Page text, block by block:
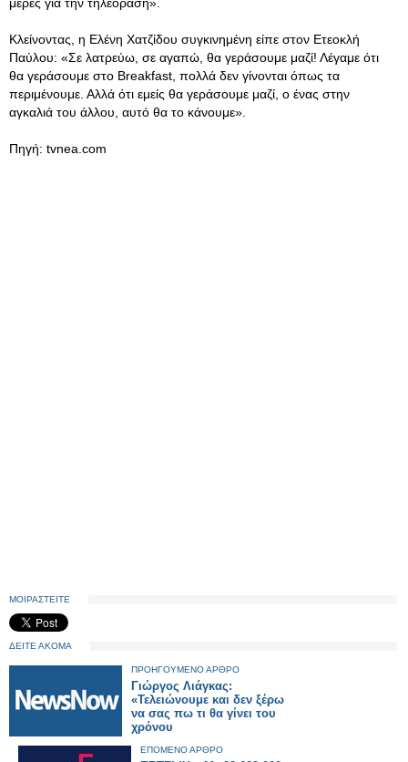
Κλείνοντας, η Ελένη Χατζίδου συγκινημένη είπε στον Ετεοκλή
Παύλου: «Σε λατρεύω, σε αγαπώ, θα γεράσουμε μαζί! Λέγαμε ότι
θα γεράσουμε στο Breakfast, πολλά δεν γίνονται όπως τα
περιμένουμε. Αλλά ότι εμείς θα γεράσουμε μαζί, ο ένας στην
αγκαλιά του άλλου, αυτό θα το κάνουμε».
Πηγή: tvnea.com
ΜΟΙΡΑΣΤΕΙΤΕ
ΔΕΙΤΕ ΑΚΟΜΑ
ΠΡΟΗΓΟΥΜΕΝΟ ΑΡΘΡΟ
Γιώργος Λιάγκας:
«Τελειώνουμε και δεν ξέρω
να σας πω τι θα γίνει του
χρόνου
ΕΠΟΜΕΝΟ ΑΡΘΡΟ